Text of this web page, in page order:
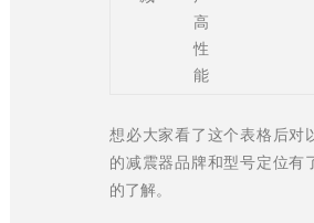
高
性
能
想必大家看了这个表格后对
的减震器品牌和型号定位有
的了解。